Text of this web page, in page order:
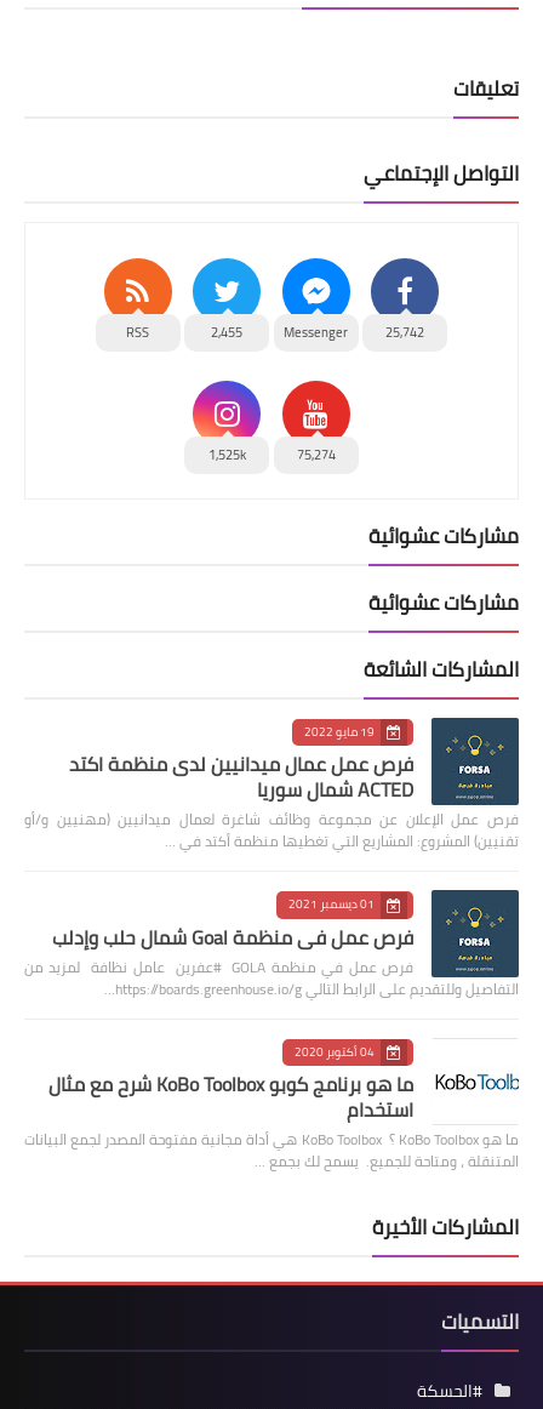
تعليقات
التواصل الإجتماعي
25,742
Messenger
2,455
RSS
75,274
1,525k
مشاركات عشوائية
مشاركات عشوائية
المشاركات الشائعة
19 مايو 2022
فرص عمل عمال ميدانيين لدى منظمة اكتد
ACTED شمال سوريا
فرص عمل الإعلان عن مجموعة وظائف شاغرة لعمال ميدانيين (مهنيين و/أو
تقنيين) المشروع: المشاريع التي تغطيها منظمة أكتد في …
01 ديسمبر 2021
فرص عمل في منظمة Goal شمال حلب وإدلب
فرص عمل في منظمة GOLA #عفرين عامل نظافة لمزيد من
التفاصيل وللتقديم على الرابط التالي https://boards.greenhouse.io/g…
04 أكتوبر 2020
ما هو برنامج كوبو KoBo Toolbox شرح مع مثال
استخدام
ما هو KoBo Toolbox ؟ KoBo Toolbox هي أداة مجانية مفتوحة المصدر لجمع البيانات
المتنقلة ، ومتاحة للجميع. يسمح لك بجمع …
المشاركات الأخيرة
التسميات
#الحسكة